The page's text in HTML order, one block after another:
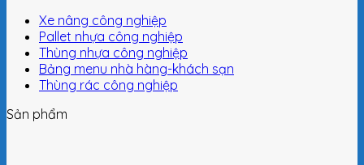
Xe nâng công nghiệp
Pallet nhựa công nghiệp
Thùng nhựa công nghiệp
Bảng menu nhà hàng-khách sạn
Thùng rác công nghiệp
Sản phẩm